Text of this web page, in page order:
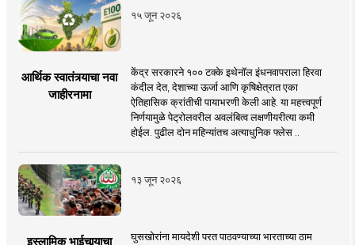
१५ जून २०२६
आर्थिक स्वातंत्र्याचा नवा
जाहीरनामा
केंद्र सरकारने १०० टक्के इथेनॉल इंधनवापराला हिरवा
कंदील देत, देशाच्या ऊर्जा आणि कृषिक्षेत्रात एका
ऐतिहासिक क्रांतीची पायाभरणी केली आहे. या महत्त्वपूर्ण
निर्णयामुळे पेट्रोलवरील अवलंबित्व लक्षणीयरीत्या कमी
होईल. पुढील दोन महिन्यांतच अत्याधुनिक फ्लेस ..
१३ जून २०२६
इस्लामिक भाईचार्‍याचा
घुसखोरांना मायदेशी परत पाठवण्याच्या भारताच्या ठाम